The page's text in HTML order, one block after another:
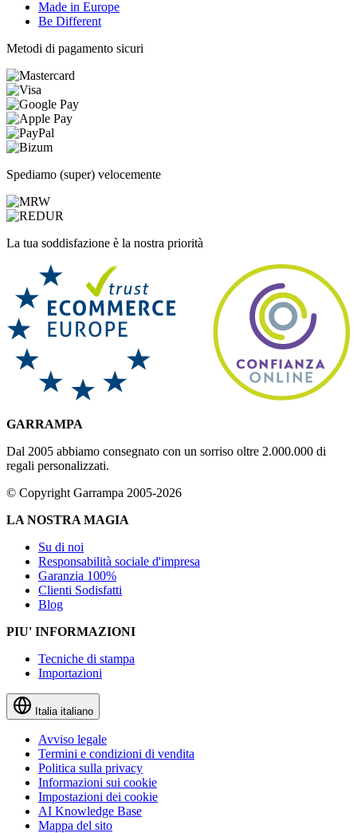
Made in Europe
Be Different
Metodi di pagamento sicuri
Spediamo (super) velocemente
La tua soddisfazione è la nostra priorità
GARRAMPA
Dal 2005 abbiamo consegnato con un sorriso oltre 2.000.000 di
regali personalizzati.
© Copyright Garrampa 2005-2026
LA NOSTRA MAGIA
Su di noi
Responsabilità sociale d'impresa
Garanzia 100%
Clienti Sodisfatti
Blog
PIU' INFORMAZIONI
Tecniche di stampa
Importazioni
Italia italiano
Avviso legale
Termini e condizioni di vendita
Politica sulla privacy
Informazioni sui cookie
Impostazioni dei cookie
AI Knowledge Base
Mappa del sito